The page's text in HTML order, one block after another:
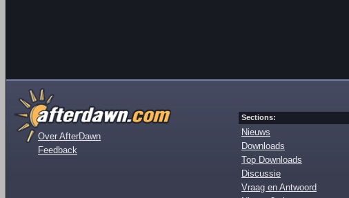
Over AfterDawn
Feedback
Sections:
Nieuws
Downloads
Top Downloads
Discussie
Vraag en Antwoord